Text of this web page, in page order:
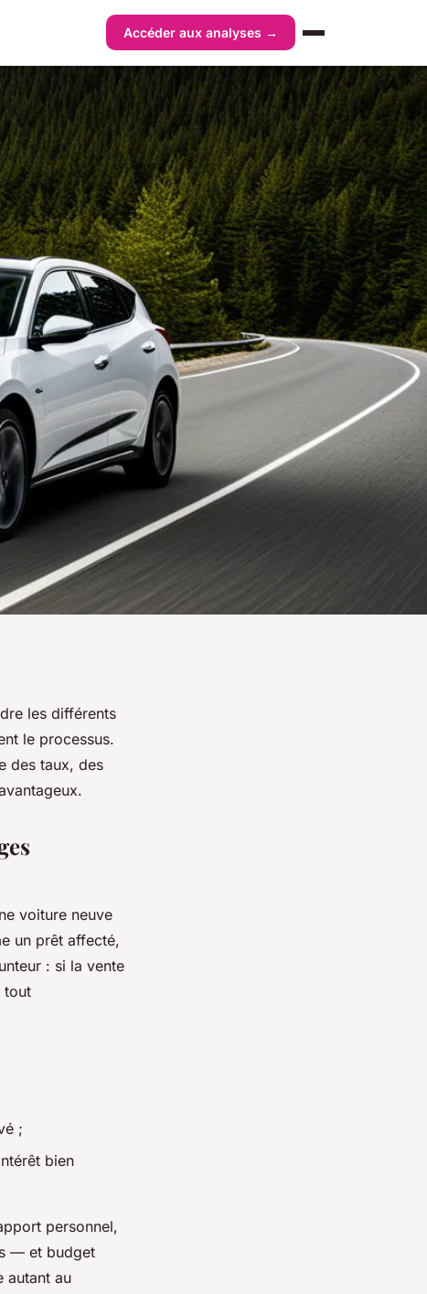
Accéder aux analyses →
les différents
le processus.
des taux, des
voiture neuve
un prêt affecté,
: si la vente
tout
;
bien
personnel,
— et budget
autant au